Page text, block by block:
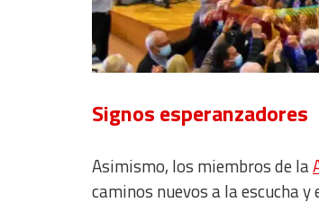
Signos esperanzadores
Asimismo, los miembros de la
caminos nuevos a la escucha